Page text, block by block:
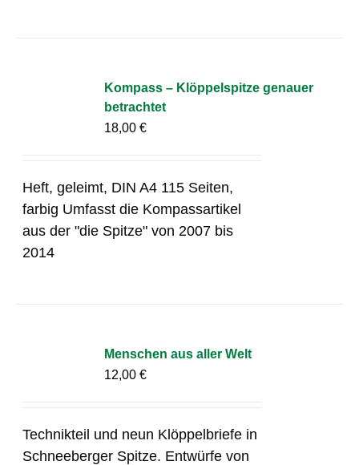
Kompass – Klöppelspitze genauer
betrachtet
18,00€
Heft, geleimt, DIN A4 115 Seiten,
farbig Umfasst die Kompassartikel
aus der "die Spitze" von 2007 bis
2014
Menschen aus aller Welt
12,00€
Technikteil und neun Klöppelbriefe in
Schneeberger Spitze. Entwürfe von